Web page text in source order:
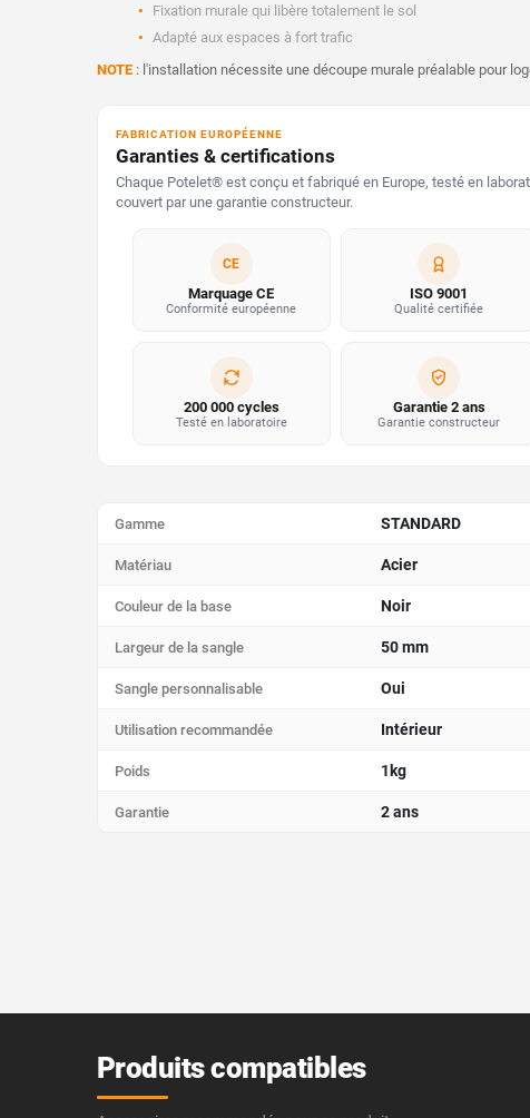
Fixation murale qui libère totalement le sol
Adapté aux espaces à fort trafic
NOTE : l'installation nécessite une découpe murale préalable pour
FABRICATION EUROPÉENNE
Garanties & certifications
Chaque Potelet® est conçu et fabriqué en Europe, testé en
couvert par une garantie constructeur.
CE
Marquage CE
Conformité européenne
ISO 9001
Qualité certifiée
200 000 cycles
Testé en laboratoire
Garantie 2 ans
Garantie constructeur
Gamme STANDARD
Matériau Acier
Couleur de la base Noir
Largeur de la sangle 50 mm
Sangle personnalisable Oui
Utilisation recommandée Intérieur
Poids 1kg
Garantie 2 ans
Produits compatibles